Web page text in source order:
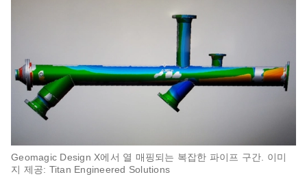
Geomagic Design X에서 열 매핑되는 복잡한 파이프 구간. 이미
지 제공: Titan Engineered Solutions